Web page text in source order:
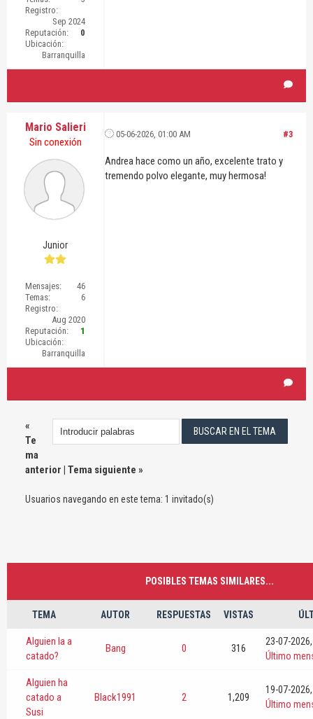
Registro:
Sep 2024
Reputación:
0
Ubicación:
Barranquilla
Mario Salieri
Sin conexión
Junior
Mensajes:
46
Temas:
6
Registro:
Aug 2020
Reputación:
1
Ubicación:
Barranquilla
#3
05-06-2026, 01:00 AM
Andrea hace como un año, excelente trato y
tremendo polvo elegante, muy hermosa!
«
Te
ma
anterior | Tema siguiente »
Usuarios navegando en este tema: 1 invitado(s)
POSIBLES TEMAS SIMILARES...
TEMA AUTOR RESPUESTAS VISTAS
Alguien la a
catado?
Bang 0 316
23-07-
Último
Alguien ha
catado a
Susi
Black1991 2 1,209
19-07-
Último